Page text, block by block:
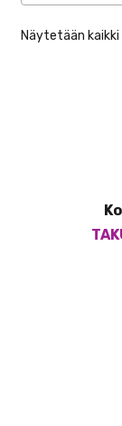
Näytetään